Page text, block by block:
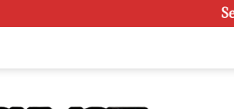
Selain